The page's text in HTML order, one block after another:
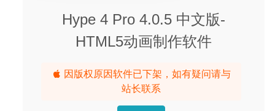
Hype 4 Pro 4.0.5 中文版-
HTML5动画制作软件
因版权原因软件已下架，如有疑问请与
站长联系
Sketch 68.1 中文版-优秀的矢量绘图软件 2020-08-25
Unclutter 2.1.21d for Mac中文版-剪贴板/文件暂存/笔记三
eBookBinder 1.12.10 – 电子书制作软件 2026-01-15